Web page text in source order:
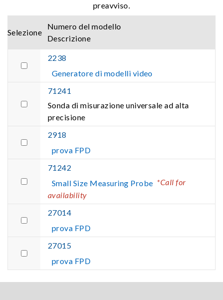
preavviso.
Selezione
Numero del modello
Descrizione
2238
Generatore di modelli video
71241
Sonda di misurazione universale ad alta
precisione
2918
prova FPD
71242
Small Size Measuring Probe *Call for
availability
27014
prova FPD
27015
prova FPD